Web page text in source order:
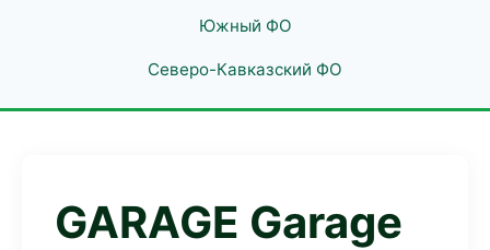
Южный ФО
Северо-Кавказский ФО
GARAGE Garage